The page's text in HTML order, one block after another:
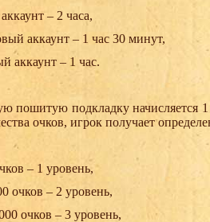
– 2 часа,
аккаунт – 1 час 30 минут,
аккаунт – 1 час.
пошитую подкладку начисляется
очков, игрок получает
– 1 уровень,
очков – 2 уровень,
очков – 3 уровень,